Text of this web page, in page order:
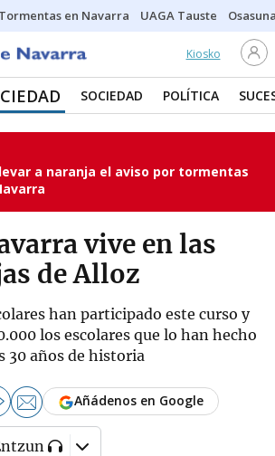
Tormentas en Navarra UAGA Tauste
Kiosko
SOCIEDAD POLÍTICA
a naranja el aviso por tormentas
vive en las
de Alloz
han participado este curso y
los escolares que lo han hecho
30 años de historia
Añádenos en Google